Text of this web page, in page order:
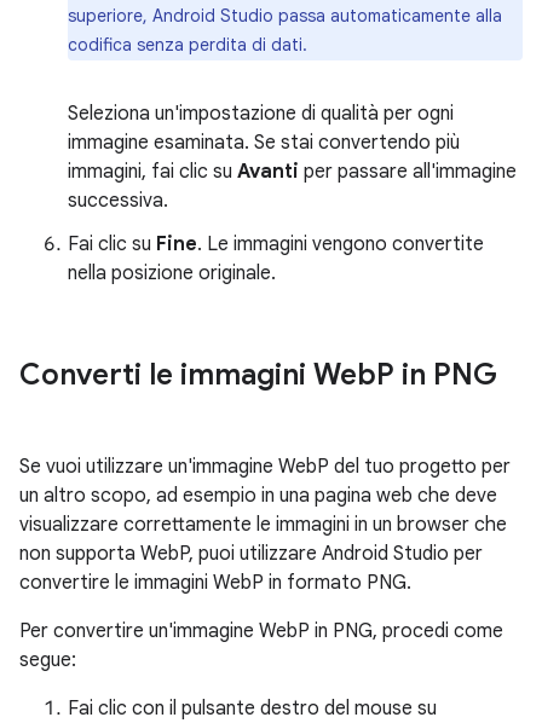
superiore, Android Studio passa automaticamente alla
codifica senza perdita di dati.
Seleziona un'impostazione di qualità per ogni
immagine esaminata. Se stai convertendo più
immagini, fai clic su Avanti per passare all'immagine
successiva.
Fai clic su Fine. Le immagini vengono convertite
nella posizione originale.
Converti le immagini WebP in PNG
Se vuoi utilizzare un'immagine WebP del tuo progetto per
un altro scopo, ad esempio in una pagina web che deve
visualizzare correttamente le immagini in un browser che
non supporta WebP, puoi utilizzare Android Studio per
convertire le immagini WebP in formato PNG.
Per convertire un'immagine WebP in PNG, procedi come
segue:
Fai clic con il pulsante destro del mouse su